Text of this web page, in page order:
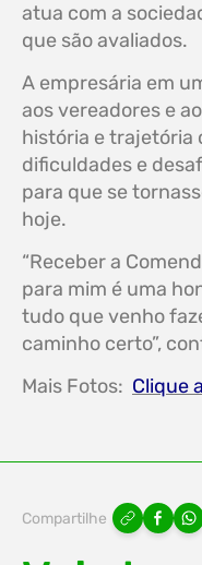
atua com a
que são avaliados.
A empresária em
aos vereadores e
história e trajetória
dificuldades e
para que se
hoje.
“Receber a
para mim é uma
tudo que venho
caminho certo”,
Mais Fotos: Clique
Compartilhe